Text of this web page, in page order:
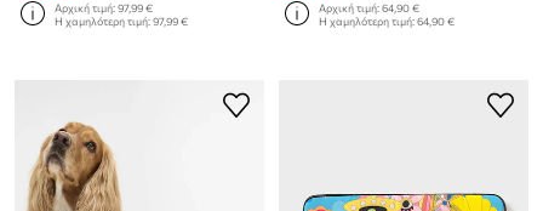
Αρχική τιμή:97,99 €
Η χαμηλότερη τιμή:97,99 €
Αρχική τιμή:64,90 €
Η χαμηλότερη τιμή:64,90 €